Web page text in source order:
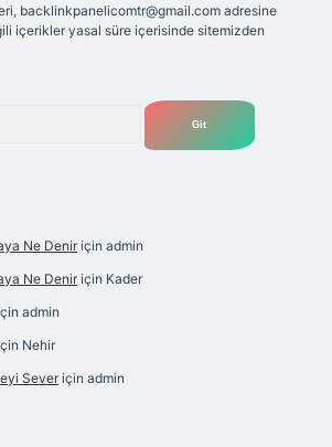
backlinkpanelicomtr@gmail.com adresine
içerikler yasal süre içerisinde sitemizden
Ne Denir için admin
Ne Denir için Kader
admin
Nehir
Sever için admin